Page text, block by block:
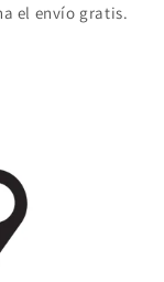
el envío gratis.